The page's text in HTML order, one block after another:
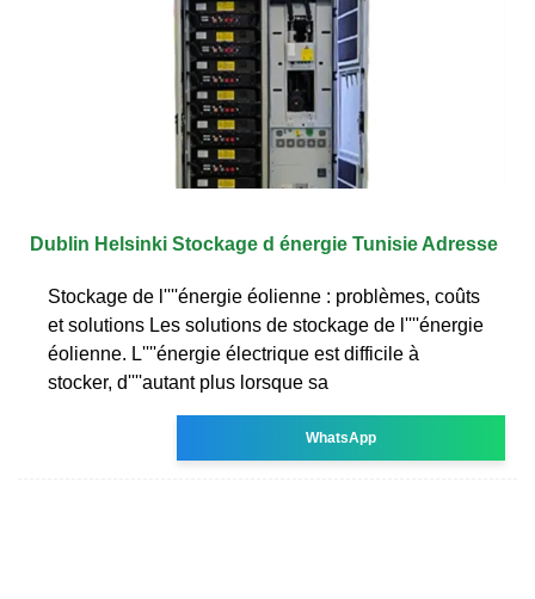
Dublin Helsinki Stockage d énergie Tunisie Adresse
Stockage de l''''énergie éolienne : problèmes, coûts
et solutions Les solutions de stockage de l''''énergie
éolienne. L''''énergie électrique est difficile à
stocker, d''''autant plus lorsque sa
WhatsApp